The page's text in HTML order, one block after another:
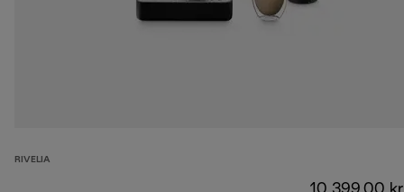
RIVELIA